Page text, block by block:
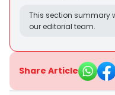
This section summary
our editorial team.
Share Article